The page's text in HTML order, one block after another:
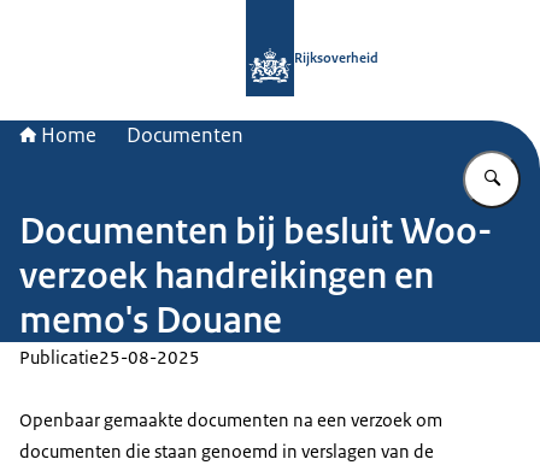
Rijksoverheid
Home Documenten
Documenten bij besluit Woo-
verzoek handreikingen en
memo's Douane
Publicatie25-08-2025
Openbaar gemaakte documenten na een verzoek om
documenten die staan genoemd in verslagen van de